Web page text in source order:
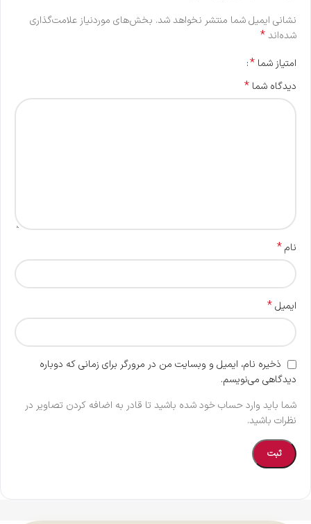
نشانی ایمیل شما منتشر نخواهد شد. بخش‌های موردنیاز علامت‌گذاری
شده‌اند*
امتیاز شما *
دیدگاه شما *
نام*
ایمیل*
ذخیره نام، ایمیل و وبسایت من در مرورگر برای زمانی که دوباره
دیدگاهی می‌نویسم.
شما باید وارد حساب خود شده باشید تا قادر به اضافه کردن تصاویر در
نظرات باشید.